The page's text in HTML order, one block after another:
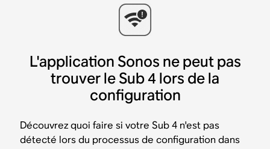
L'application Sonos ne peut pas
trouver le Sub 4 lors de la
configuration
Découvrez quoi faire si votre Sub 4 n'est pas
détecté lors du processus de configuration dans